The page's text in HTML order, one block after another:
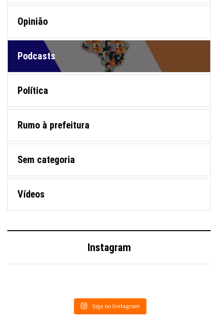
Opinião
Podcasts
Política
Rumo à prefeitura
Sem categoria
Vídeos
Instagram
Siga no Instagram